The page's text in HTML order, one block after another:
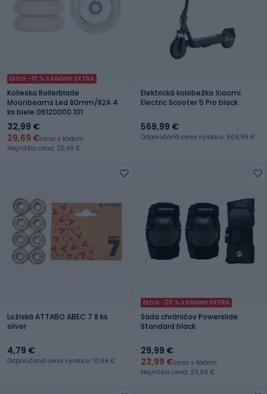
Extra -10 % s kódom EXTRA
Kolieska Rollerblade
Moonbeams Led 80mm/82A 4
ks biele 06120000 101
32,99 €
29,69 €cena s kódom
Najnižšia cena: 25,49 €
Elektrická kolobežka Xiaomi
Electric Scooter 5 Pro black
569,99 €
Odporúčaná cena výrobcu: 609,99 €
Ložiská ATTABO ABEC 7 8 ks
silver
4,79 €
Odporúčaná cena výrobcu: 10,99 €
Extra -20 % s kódom EXTRA
Sada chráničov Powerslide
Standard black
29,99 €
23,99 €cena s kódom
Najnižšia cena: 29,99 €